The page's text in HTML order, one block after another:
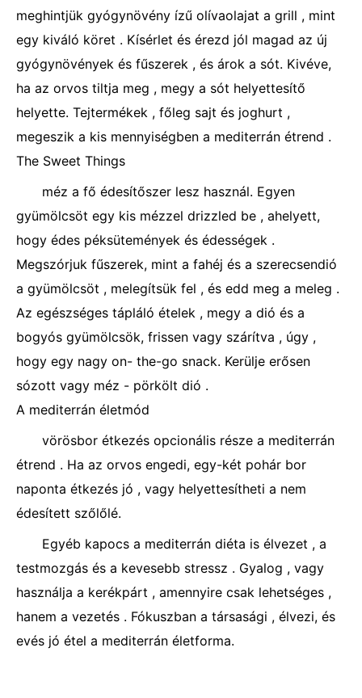
meghintjük gyógynövény ízű olívaolajat a grill , mint
egy kiváló köret . Kísérlet és érezd jól magad az új
gyógynövények és fűszerek , és árok a sót. Kivéve,
ha az orvos tiltja meg , megy a sót helyettesítő
helyette. Tejtermékek , főleg sajt és joghurt ,
megeszik a kis mennyiségben a mediterrán étrend .
The Sweet Things
méz a fő édesítőszer lesz használ. Egyen
gyümölcsöt egy kis mézzel drizzled be , ahelyett,
hogy édes péksütemények és édességek .
Megszórjuk fűszerek, mint a fahéj és a szerecsendió
a gyümölcsöt , melegítsük fel , és edd meg a meleg .
Az egészséges tápláló ételek , megy a dió és a
bogyós gyümölcsök, frissen vagy szárítva , úgy ,
hogy egy nagy on- the-go snack. Kerülje erősen
sózott vagy méz - pörkölt dió .
A mediterrán életmód
vörösbor étkezés opcionális része a mediterrán
étrend . Ha az orvos engedi, egy-két pohár bor
naponta étkezés jó , vagy helyettesítheti a nem
édesített szőlőlé.
Egyéb kapocs a mediterrán diéta is élvezet , a
testmozgás és a kevesebb stressz . Gyalog , vagy
használja a kerékpárt , amennyire csak lehetséges ,
hanem a vezetés . Fókuszban a társasági , élvezi, és
evés jó étel a mediterrán életforma.